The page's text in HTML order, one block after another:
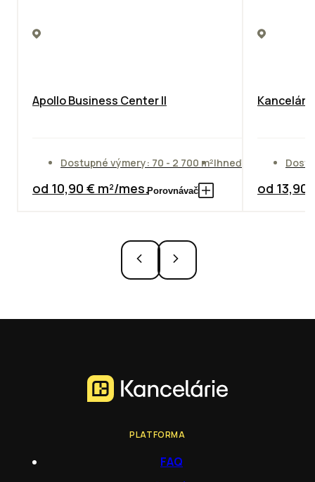
Apollo Business Center II
Dostupné výmery: 70 - 2 700 m²Ihneď
od 10,90 € m²/mes.Porovnávač od 13,90
PLATFORMA
FAQ